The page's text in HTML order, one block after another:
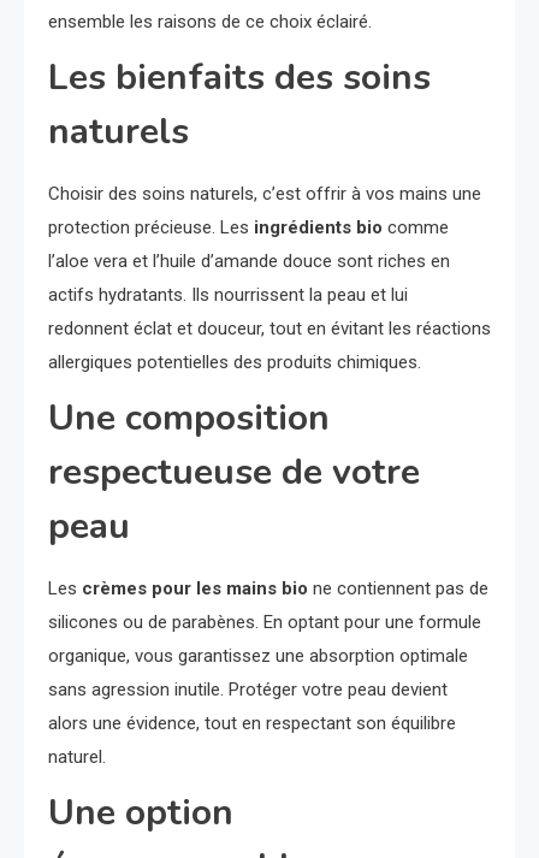
ensemble les raisons de ce choix éclairé.
Les bienfaits des soins
naturels
Choisir des soins naturels, c’est offrir à vos mains une
protection précieuse. Les ingrédients bio comme
l’aloe vera et l’huile d’amande douce sont riches en
actifs hydratants. Ils nourrissent la peau et lui
redonnent éclat et douceur, tout en évitant les réactions
allergiques potentielles des produits chimiques.
Une composition
respectueuse de votre
peau
Les crèmes pour les mains bio ne contiennent pas de
silicones ou de parabènes. En optant pour une formule
organique, vous garantissez une absorption optimale
sans agression inutile. Protéger votre peau devient
alors une évidence, tout en respectant son équilibre
naturel.
Une option